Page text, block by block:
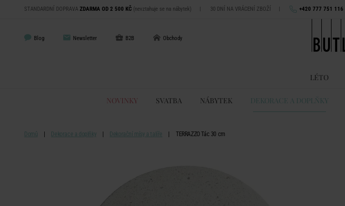
STANDARDNÍ DOPRAVA ZDARMA OD 2 500 KČ (nevztahuje se na nábytek) | 30 DNÍ NA VRÁCENÍ ZBOŽÍ | +420 777 751 116
Blog Newsletter B2B Obchody
LÉTO
NOVINKY SVATBA NÁBYTEK DEKORACE A DOPLŇKY
Domů Dekorace a doplňky Dekorační mísy a talíře TERRAZZO Tác 30 cm